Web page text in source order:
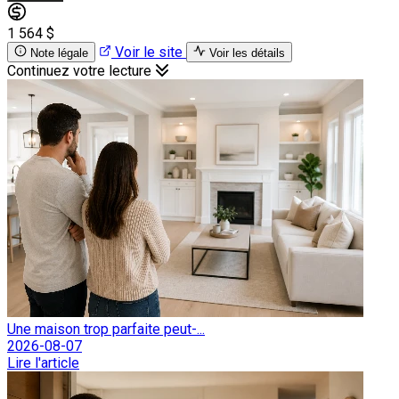
1 564 $
Note légale Voir le site Voir les détails
Continuez votre lecture
Une maison trop parfaite peut-...
2026-08-07
Lire l'article